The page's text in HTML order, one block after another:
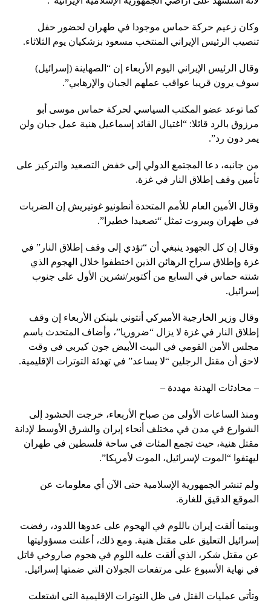
وكان زعيم حركة حماس موجودا في طهران لحضور حفل
تنصيب الرئيس الإيراني المنتخب مسعود بزشكيان يوم الثلاثاء.
وقال الرئيس الإيراني اليوم الأربعاء إن “الصهاينة (إسرائيل)
سوف يرون قريبا عواقب عملهم الجبان والإرهابي”.
كما توعد عضو المكتب السياسي لحركة حماس موسى أبو
مرزوق بالرد قائلا: “اغتيال القائد إسماعيل هنية عمل جبان ولن
يمر دون رد”.
من جانبه، دعا المجتمع الدولي إلى خفض التصعيد والتركيز على
تأمين وقف إطلاق النار في غزة.
وقال الأمين العام للأمم المتحدة أنطونيو غوتيريش إن الضربات
في طهران وبيروت تمثل “تصعيدا خطيرا”.
وقال إن كل الجهود ينبغي أن “تؤدي إلى وقف إطلاق النار” في
غزة وإطلاق سراح الرهائن الذين اختطفوا خلال الهجوم الذي
شنته حماس في السابع من أكتوبر/تشرين الأول على جنوب
إسرائيل.
وقال وزير الخارجية الأميركي أنتوني بلينكن الأربعاء إن وقف
إطلاق النار في غزة لا يزال “ضروريا”، وأضاف المتحدث باسم
مجلس الأمن القومي في البيت الأبيض جون كيربي في وقت
لاحق أن مقتل الرجلين “لا يساعد” في تهدئة التوترات الإقليمية.
– محادثات الهدنة مهددة –
ومنذ الساعات الأولى من صباح الأربعاء، خرجت الحشود إلى
الشوارع في مدن في مختلف أنحاء إيران والشرق الأوسط لإدانة
مقتل هنية، حيث تجمع المئات في ساحة فلسطين في طهران
ليهتفوا “الموت لإسرائيل، الموت لأمريكا”.
ولم تنشر الجمهورية الإسلامية حتى الآن أي معلومات عن
الموقع الدقيق للغارة.
وبينما ألقت إيران باللوم في الهجوم على عدوها اللدود، رفضت
إسرائيل التعليق على مقتل هنية. ومع ذلك، أعلنت مسؤوليتها
عن مقتل شكر، الذي ألقت عليه اللوم في هجوم صاروخي قاتل
في نهاية الأسبوع على مرتفعات الجولان التي ضمتها إسرائيل.
وتأتي عمليات القتل في ظل التوترات الإقليمية التي اشتعلت